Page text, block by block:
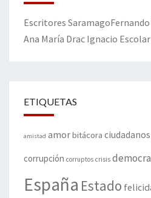
Escritores Saramago
Ana María Drac Ignacio Escolar
ETIQUETAS
amistad amorbitácora ciudadanos
corrupción corruptos crisis
España Estado